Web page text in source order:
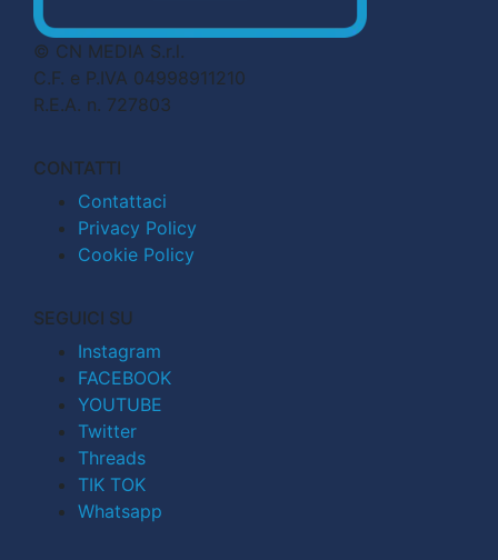
© CN MEDIA S.r.l.
C.F. e P.IVA 04998911210
R.E.A. n. 727803
CONTATTI
Contattaci
Privacy Policy
Cookie Policy
SEGUICI SU
Instagram
FACEBOOK
YOUTUBE
Twitter
Threads
TIK TOK
Whatsapp